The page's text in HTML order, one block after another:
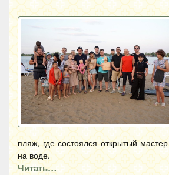
пляж, где состоялся открытый
на воде.
Читать…